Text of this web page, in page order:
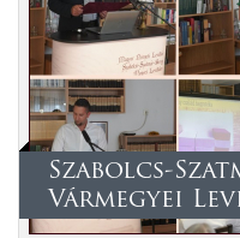
Szabolcs-
Vármegyei